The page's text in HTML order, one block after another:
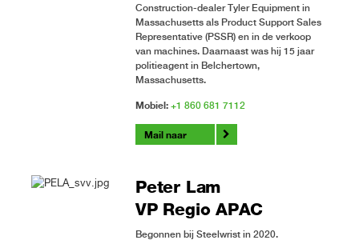
Construction-dealer Tyler Equipment in
Massachusetts als Product Support Sales
Representative (PSSR) en in de verkoop
van machines. Daarnaast was hij 15 jaar
politieagent in Belchertown,
Massachusetts.
Mobiel: +1 860 681 7112
Mail naar
Peter Lam
VP Regio APAC
Begonnen bij Steelwrist in 2020.